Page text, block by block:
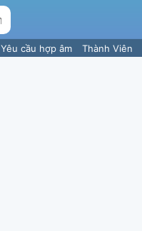
Yêu cầu hợp âm Thành Viên